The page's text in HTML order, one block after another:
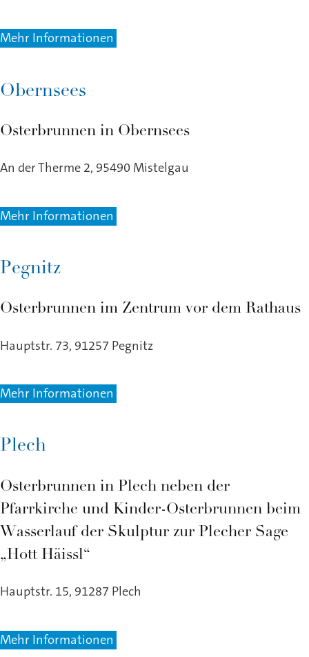
Mehr Informationen
Obernsees
Osterbrunnen in Obernsees
An der Therme 2, 95490 Mistelgau
Mehr Informationen
Pegnitz
Osterbrunnen im Zentrum vor dem Rathaus
Hauptstr. 73, 91257 Pegnitz
Mehr Informationen
Plech
Osterbrunnen in Plech neben der
Pfarrkirche und Kinder-Osterbrunnen beim
Wasserlauf der Skulptur zur Plecher Sage
„Hott Häissl“
Hauptstr. 15, 91287 Plech
Mehr Informationen